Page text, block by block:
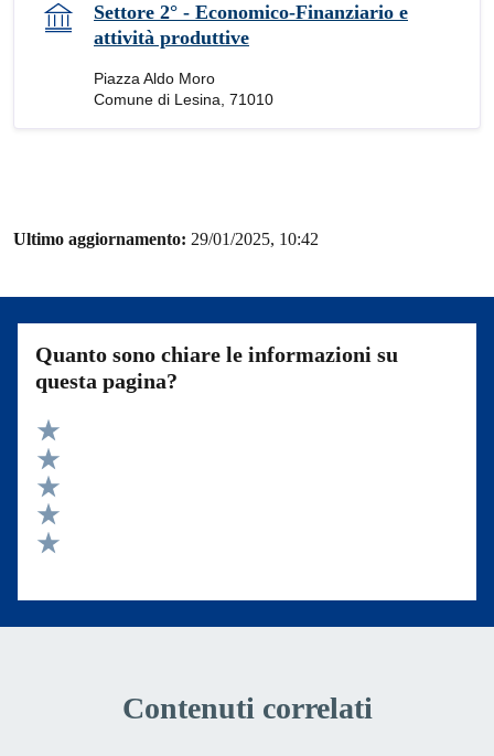
Settore 2° - Economico-Finanziario e
attività produttive
Piazza Aldo Moro
Comune di Lesina, 71010
Ultimo aggiornamento: 29/01/2025, 10:42
Quanto sono chiare le informazioni su
questa pagina?
Valuta 5 stelle su 5
Valuta 4 stelle su 5
Valuta 3 stelle su 5
Valuta 2 stelle su 5
Contenuti correlati